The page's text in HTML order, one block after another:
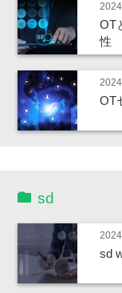
OT
性
OT
sd
sd